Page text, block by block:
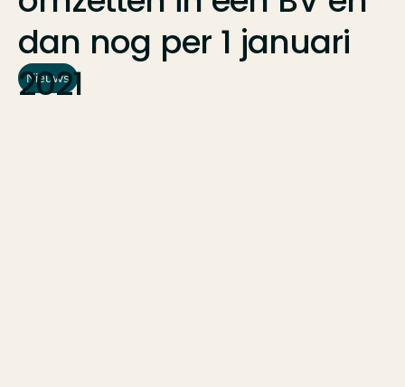
dan nog per 1 januari
2021
Nieuws